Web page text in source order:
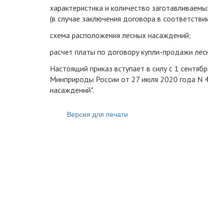
характеристика и количество
(в случае заключения договора в
схема расположения лесных насаждений;
расчет платы по договору купли-продажи
Настоящий приказ вступает в силу с 1
Минприроды России от 27 июля 2020 года N
насаждений".
Версия для печати